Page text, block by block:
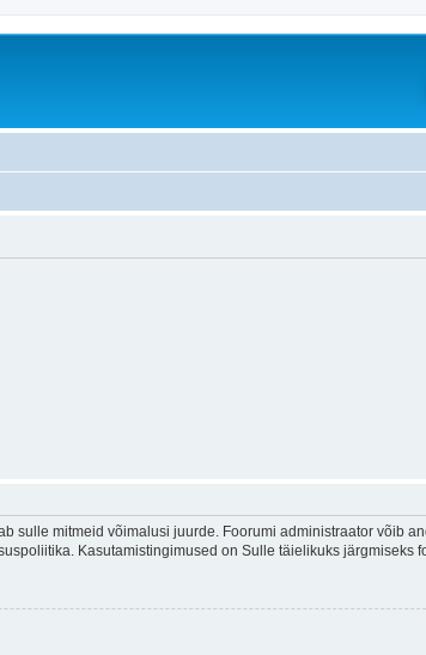
mitmeid võimalusi juurde. Foorumi administraator võib
Kasutamistingimused on Sulle täielikuks järgmiseks